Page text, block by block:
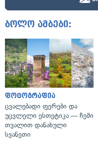
ბოლო ამბები:
ფოტოგრაფია
ცვალებადი ფერები და
უცვლელი ესთეტიკა — ჩემი
თვალით დანახული
სვანეთი